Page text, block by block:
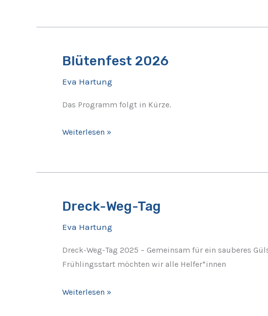
Blütenfest 2026
Eva Hartung
Das Programm folgt in Kürze.
Blütenfest
Weiterlesen »
Dreck-Weg-Tag
Eva Hartung
Dreck-Weg-Tag 2025 – Gemeinsam für ein sauberes
Frühlingsstart möchten wir alle Helfer*innen
Dreck-
Tag
Weiterlesen »